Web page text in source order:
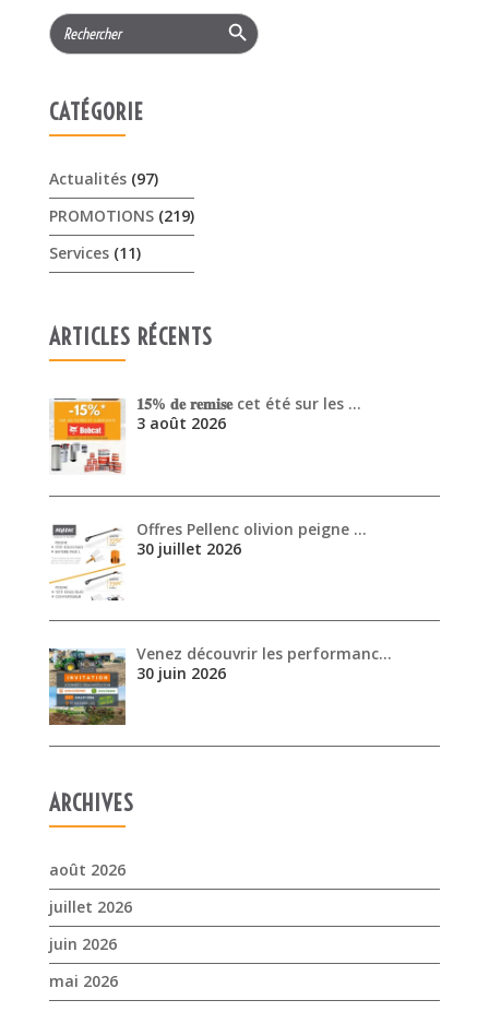
PROMOTIONS
𝟏𝟓% 𝐝𝐞 𝐫𝐞𝐦𝐢𝐬𝐞 cet été sur les …
3 août 2026
Offres Pellenc olivion peigne …
30 juin 2026
ARCHIVES
août 2026
juillet 2026
mai 2026
mars 2026
février 2026
janvier 2026
novembre 2025